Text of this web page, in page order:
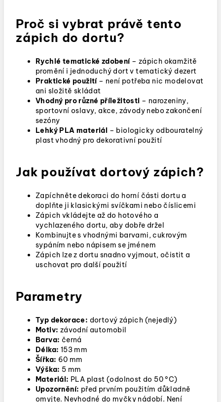
Proč si vybrat právě tento
zápich do dortu?
Rychlé tematické zdobení– zápich okamžitě
promění i jednoduchý dort v tematický dezert
Praktické použití– není potřeba nic modelovat
ani složitě skládat
Vhodný pro různé příležitosti – narozeniny,
sportovní oslavy, akce, závody nebo zakončení
sezóny
Lehký PLA materiál – biologicky odbouratelný
plast vhodný pro dekorativní použití
Jak používat dortový zápich?
Zapíchněte dekoraci do horní části dortu a
doplňte ji klasickými svíčkami nebo číslicemi
Zápich vkládejte až do hotového a
vychlazeného dortu, aby dobře držel
Kombinujte s vhodnými barvami, cukrovým
sypáním nebo nápisem se jménem
Zápich lze z dortu snadno vyjmout, očistit a
uschovat pro další použití
Parametry
Typ dekorace: dortový zápich (nejedlý)
Motiv: závodní automobil
Barva: černá
Délka: 153 mm
Šířka: 60 mm
Výška: 5 mm
Materiál: PLA plast (odolnost do 50 °C)
Upozornění: před prvním použitím důkladně
omyjte. Nevhodné do myčky nádobí. Není